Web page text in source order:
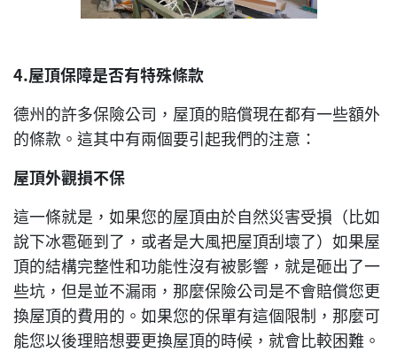
4.屋頂保障是否有特殊條款
德州的許多保險公司，屋頂的賠償現在都有一些額外
的條款。這其中有兩個要引起我們的注意：
屋頂外觀損不保
這一條就是，如果您的屋頂由於自然災害受損（比如
說下冰雹砸到了，或者是大風把屋頂刮壞了）如果屋
頂的結構完整性和功能性沒有被影響，就是砸出了一
些坑，但是並不漏雨，那麼保險公司是不會賠償您更
換屋頂的費用的。如果您的保單有這個限制，那麼可
能您以後理賠想要更換屋頂的時候，就會比較困難。